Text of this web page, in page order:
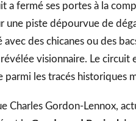
a fermé ses portes à la
une piste dépourvue de
des chicanes ou des
visionnaire. Le circuit
parmi les tracés historiques
Charles Gordon-Lennox,